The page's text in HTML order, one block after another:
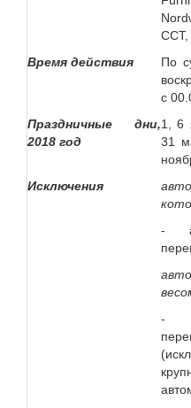
ССТ,
Время действия
По
с
Праздничные дни,
2018 год
1, 6
31
Исключения
-
-